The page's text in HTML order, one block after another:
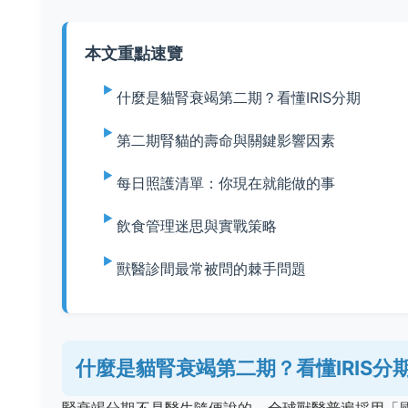
本文重點速覽
什麼是貓腎衰竭第二期？看懂IRIS分期
第二期腎貓的壽命與關鍵影響因素
每日照護清單：你現在就能做的事
飲食管理迷思與實戰策略
獸醫診間最常被問的棘手問題
什麼是貓腎衰竭第二期？看懂IRIS分